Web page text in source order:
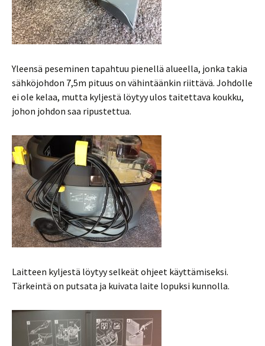
Yleensä peseminen tapahtuu pienellä alueella, jonka takia
sähköjohdon 7,5m pituus on vähintäänkin riittävä. Johdolle
ei ole kelaa, mutta kyljestä löytyy ulos taitettava koukku,
johon johdon saa ripustettua.
Laitteen kyljestä löytyy selkeät ohjeet käyttämiseksi.
Tärkeintä on putsata ja kuivata laite lopuksi kunnolla.